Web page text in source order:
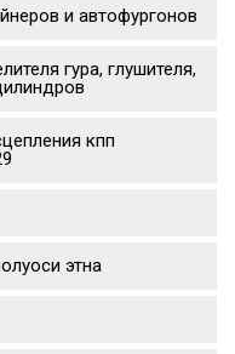
и автофургонов
гура, глушителя,
кпп
этна